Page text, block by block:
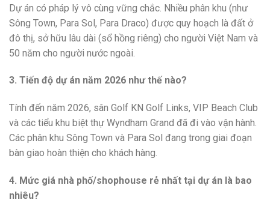
Dự án có pháp lý vô cùng vững chắc. Nhiều phân khu (như
Sông Town, Para Sol, Para Draco) được quy hoạch là đất ở
đô thị, sở hữu lâu dài (sổ hồng riêng) cho người Việt Nam và
50 năm cho người nước ngoài.
3. Tiến độ dự án năm 2026 như thế nào?
Tính đến năm 2026, sân Golf KN Golf Links, VIP Beach Club
và các tiểu khu biệt thự Wyndham Grand đã đi vào vận hành.
Các phân khu Sông Town và Para Sol đang trong giai đoạn
bàn giao hoàn thiện cho khách hàng.
4. Mức giá nhà phố/shophouse rẻ nhất tại dự án là bao
nhiêu?